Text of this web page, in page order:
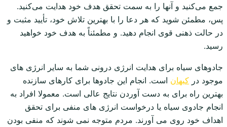
جمع می‌کنید و آنها را به سمت تحقق هدف خود هدایت می‌کنید.
پس، مطمئن شوید که هر دعا را با بهترین تلاش خود، تأیید مثبت و
در حالت ذهنی قوی انجام دهید. و مطمئناً به هدف خود خواهید
رسید.
جادوهای سیاه برای هدایت انرژی درونی شما به سایر انرژی های
موجود در کیهان است. انجام این جادوها برای کارهای سازنده
بهترین راه برای به دست آوردن نتایج عالی است. معمولا افراد به
انجام جادوی سیاه یا درخواست انرژی های منفی برای تحقق
اهداف خود روی می آورند. مردم متوجه نمی شوند که منفی بودن